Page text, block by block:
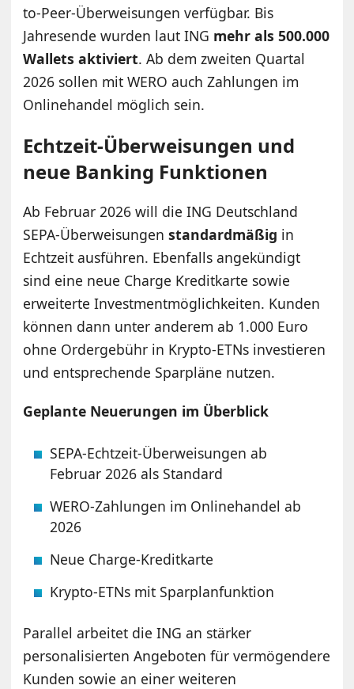
to-Peer-Überweisungen verfügbar. Bis
Jahresende wurden laut ING mehr als 500.000
Wallets aktiviert. Ab dem zweiten Quartal
2026 sollen mit WERO auch Zahlungen im
Onlinehandel möglich sein.
Echtzeit-Überweisungen und
neue Banking Funktionen
Ab Februar 2026 will die ING Deutschland
SEPA-Überweisungenstandardmäßig in
Echtzeit ausführen. Ebenfalls angekündigt
sind eine neue Charge Kreditkarte sowie
erweiterte Investmentmöglichkeiten. Kunden
können dann unter anderem ab 1.000 Euro
ohne Ordergebühr in Krypto-ETNs investieren
und entsprechende Sparpläne nutzen.
Geplante Neuerungen im Überblick
SEPA-Echtzeit-Überweisungen ab
Februar 2026 als Standard
WERO-Zahlungen im Onlinehandel ab
2026
Neue Charge-Kreditkarte
Krypto-ETNs mit Sparplanfunktion
Parallel arbeitet die ING an stärker
personalisierten Angeboten für vermögendere
Kunden sowie an einer weiteren